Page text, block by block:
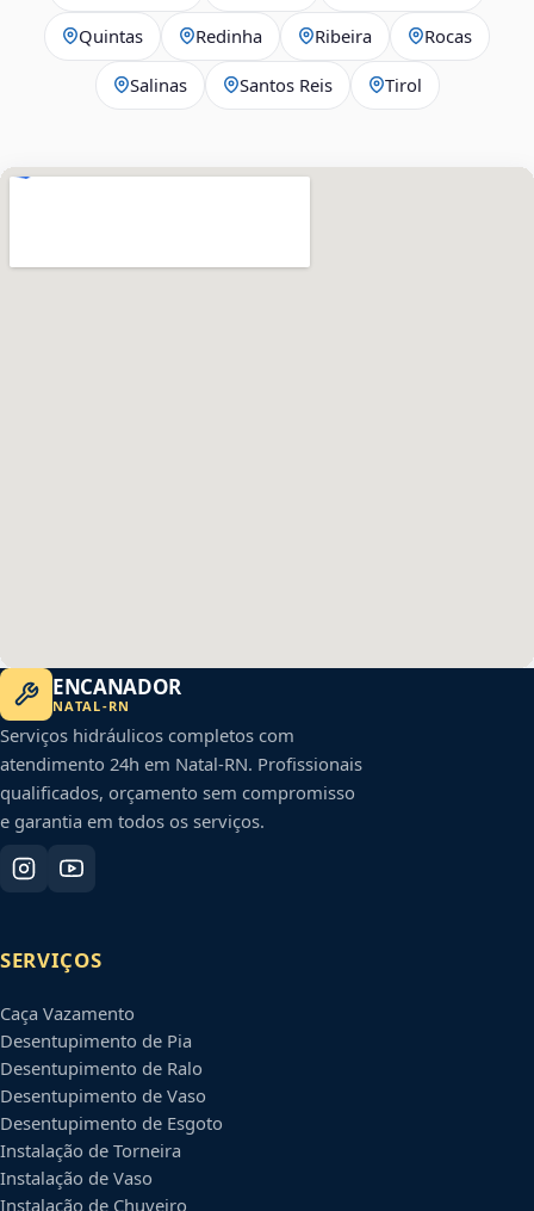
Quintas Redinha Ribeira Rocas
Salinas Santos Reis Tirol
ENCANADOR
NATAL-RN
Serviços hidráulicos completos com
atendimento 24h em Natal-RN. Profissionais
qualificados, orçamento sem compromisso
e garantia em todos os serviços.
SERVIÇOS
Caça Vazamento
Desentupimento de Pia
Desentupimento de Ralo
Desentupimento de Vaso
Desentupimento de Esgoto
Instalação de Torneira
Instalação de Vaso
Instalação de Chuveiro